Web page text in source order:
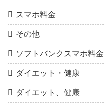
スマホ料金
その他
ソフトバンクスマホ料金
ダイエット・健康
ダイエット、健康